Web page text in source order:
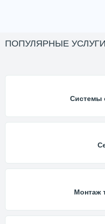
ПОПУЛЯРНЫЕ
Системы
Монтаж